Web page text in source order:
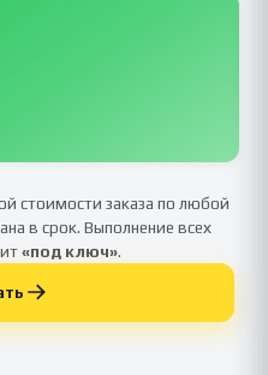
стоимости заказа по любой
в срок. Выполнение всех
«под ключ».